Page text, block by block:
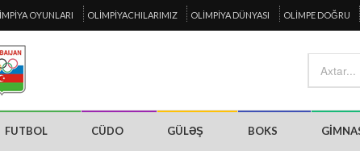
OYUNLARI OLIMPIYACHILARIMIZ OLIMPIYA DÜNYASI OLIMPE DOĞRU
FUTBOL CÜDO GÜLƏŞ BOKS